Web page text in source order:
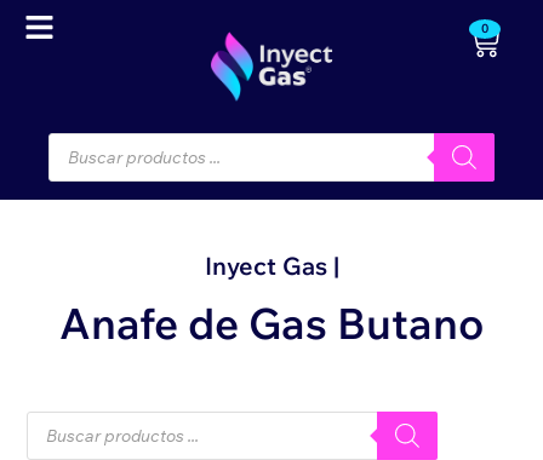
0
Inyect Gas |
Anafe de Gas Butano